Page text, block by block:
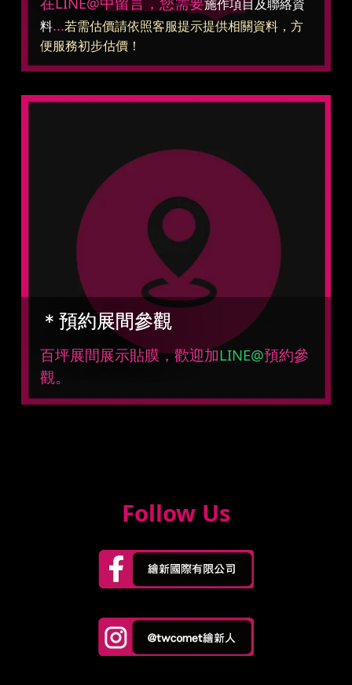
施作項目及聯絡資
料...若需估價請依照客服提示提供相關資料，方
便服務初步估價！
＊預約展間參觀
百坪展間展示貼膜，歡迎加LINE@預約參
觀。
Follow Us